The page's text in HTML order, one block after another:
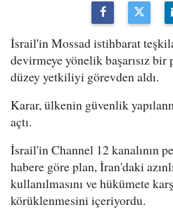
İsrail'in Mossad istihbarat
devirmeye yönelik başarısız
düzey yetkiliyi görevden aldı.
Karar, ülkenin güvenlik
açtı.
İsrail'in Channel 12 kanalının
habere göre plan, İran'daki
kullanılmasını ve hükümete
körüklenmesini içeriyordu.